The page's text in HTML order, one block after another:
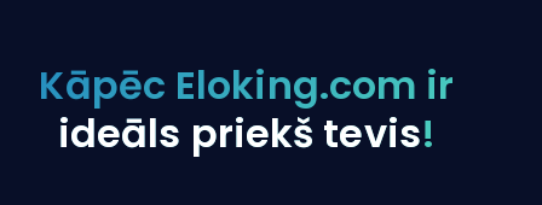
Kāpēc Eloking.com ir
ideāls priekš tevis!